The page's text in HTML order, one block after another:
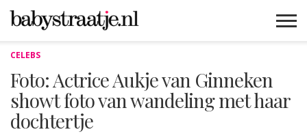
CELEBS
Foto: Actrice Aukje van Ginneken
showt foto van wandeling met haar
dochtertje